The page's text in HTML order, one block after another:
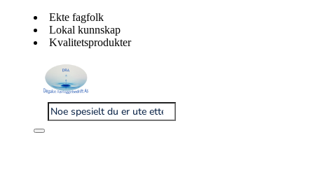
Ekte fagfolk
Lokal kunnskap
Kvalitetsprodukter